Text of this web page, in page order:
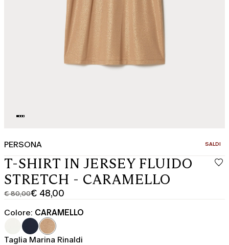
PERSONA SALDI
T-SHIRT IN JERSEY FLUIDO
STRETCH - CARAMELLO
€ 80,00
Prezzo
originale
80,00
€ 48,00
Prezzo
corrente
48,00
Colore: CARAMELLO
Taglia Marina Rinaldi